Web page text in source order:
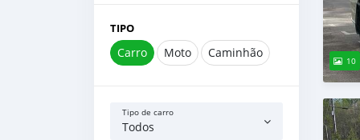
TIPO
Carro Moto Caminhão
Tipo de carro
Todos
10